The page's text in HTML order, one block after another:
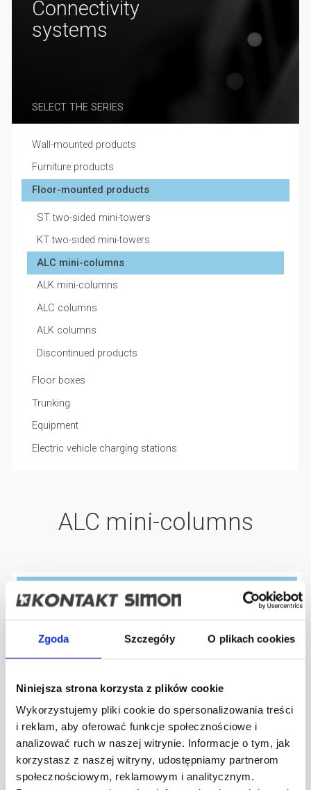
Zgoda Szczegóły O plikach cookies
Niniejsza strona korzysta z plików cookie
Wykorzystujemy pliki cookie do spersonalizowania treści
i reklam, aby oferować funkcje społecznościowe i
analizować ruch w naszej witrynie. Informacje o tym, jak
korzystasz z naszej witryny, udostępniamy partnerom
społecznościowym, reklamowym i analitycznym.
Connectivity
systems
SELECT THE SERIES
Wall-mounted products
Furniture products
Floor-mounted products
ST two-sided mini-towers
KT two-sided mini-towers
ALC mini-columns
ALK mini-columns
ALC columns
ALK columns
Discontinued products
Floor boxes
Trunking
Equipment
Electric vehicle charging stations
ALC mini-columns
the number of products: 16
Spare elements for mini installation columns ALC
the number of products: 10
ALC312/8/14
Mini installation column, One-
sided, ALC, 336mm, 4×K45,
2×CIMA, 2×S500, aluminum